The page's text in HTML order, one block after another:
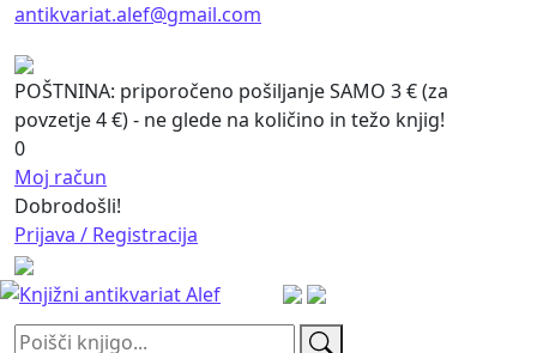
antikvariat.alef@gmail.com
POŠTNINA: priporočeno pošiljanje SAMO 3 € (za
povzetje 4 €) - ne glede na količino in težo knjig!
0
Moj račun
Dobrodošli!
Prijava / Registracija
Išči: